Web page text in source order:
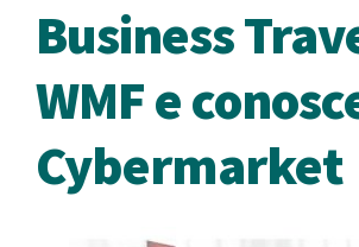
Business
WMF e
Cybermarket